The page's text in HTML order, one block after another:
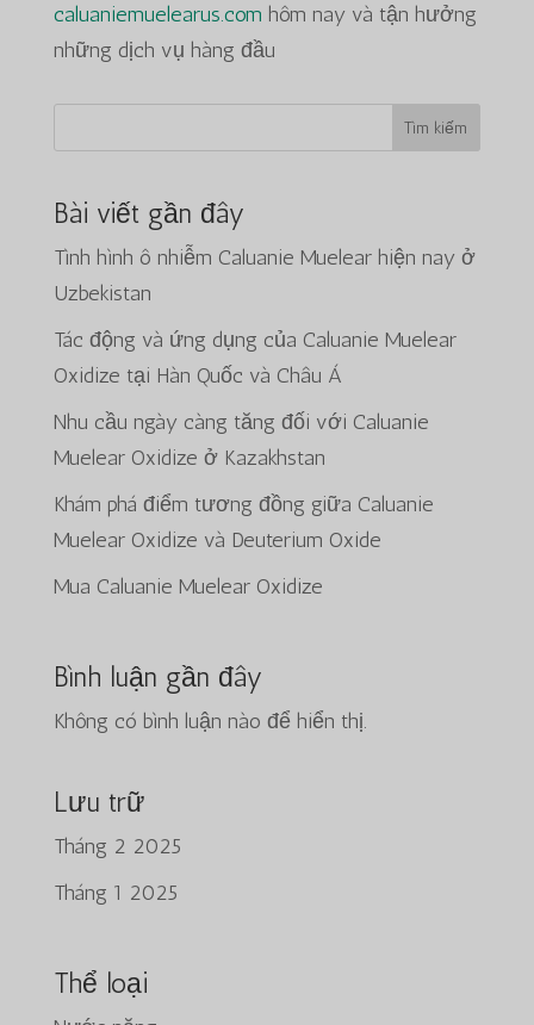
caluaniemuelearus.com hôm nay và tận hưởng
những dịch vụ hàng đầu
Tìm kiếm
Bài viết gần đây
Tình hình ô nhiễm Caluanie Muelear hiện nay ở
Uzbekistan
Tác động và ứng dụng của Caluanie Muelear
Oxidize tại Hàn Quốc và Châu Á
Nhu cầu ngày càng tăng đối với Caluanie
Muelear Oxidize ở Kazakhstan
Khám phá điểm tương đồng giữa Caluanie
Muelear Oxidize và Deuterium Oxide
Mua Caluanie Muelear Oxidize
Bình luận gần đây
Không có bình luận nào để hiển thị.
Lưu trữ
Tháng 2 2025
Tháng 1 2025
Thể loại